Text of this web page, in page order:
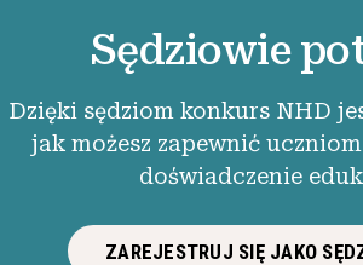
Sędziowie
Dzięki sędziom konkurs NHD
jak możesz zapewnić
doświadczenie
ZAREJESTRUJ SIĘ JAKO